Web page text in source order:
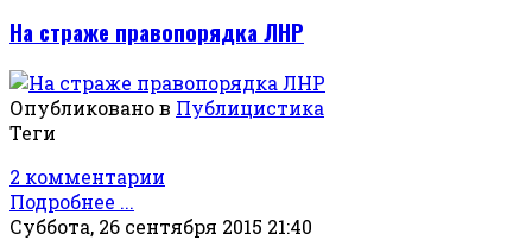
На страже правопорядка ЛНР
Опубликовано в Публицистика
Теги
2 комментарии
Подробнее ...
Суббота, 26 сентября 2015 21:40